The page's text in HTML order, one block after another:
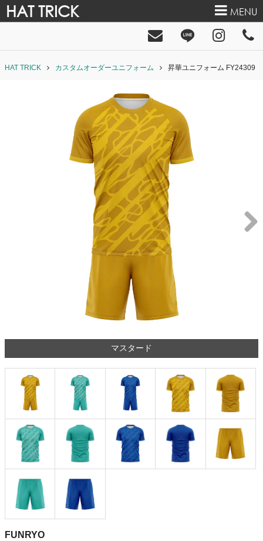
HAT TRICK MENU
HAT TRICK カスタムオーダーユニフォーム 昇華ユニフォーム FY24309
マスタード
FUNRYO